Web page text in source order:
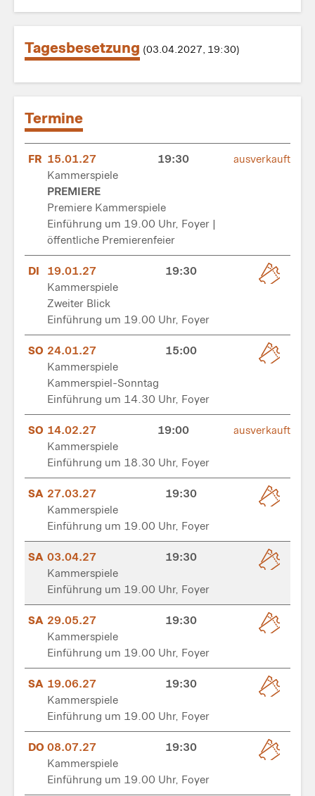
Tagesbesetzung (03.04.2027, 19:30)
Termine
FR 15.01.27
19:30
Kammerspiele
PREMIERE
Premiere Kammerspiele
Einführung um 19.00 Uhr, Foyer |
öffentliche Premierenfeier
ausverkauft
DI 19.01.27
19:30
Kammerspiele
Zweiter Blick
Einführung um 19.00 Uhr, Foyer
SO 24.01.27
15:00
Kammerspiele
Kammerspiel-Sonntag
Einführung um 14.30 Uhr, Foyer
SO 14.02.27
19:00
Kammerspiele
Einführung um 18.30 Uhr, Foyer
ausverkauft
SA 27.03.27
19:30
Kammerspiele
Einführung um 19.00 Uhr, Foyer
SA 03.04.27
19:30
Kammerspiele
Einführung um 19.00 Uhr, Foyer
SA 29.05.27
19:30
Kammerspiele
Einführung um 19.00 Uhr, Foyer
SA 19.06.27
19:30
Kammerspiele
Einführung um 19.00 Uhr, Foyer
DO 08.07.27
19:30
Kammerspiele
Einführung um 19.00 Uhr, Foyer